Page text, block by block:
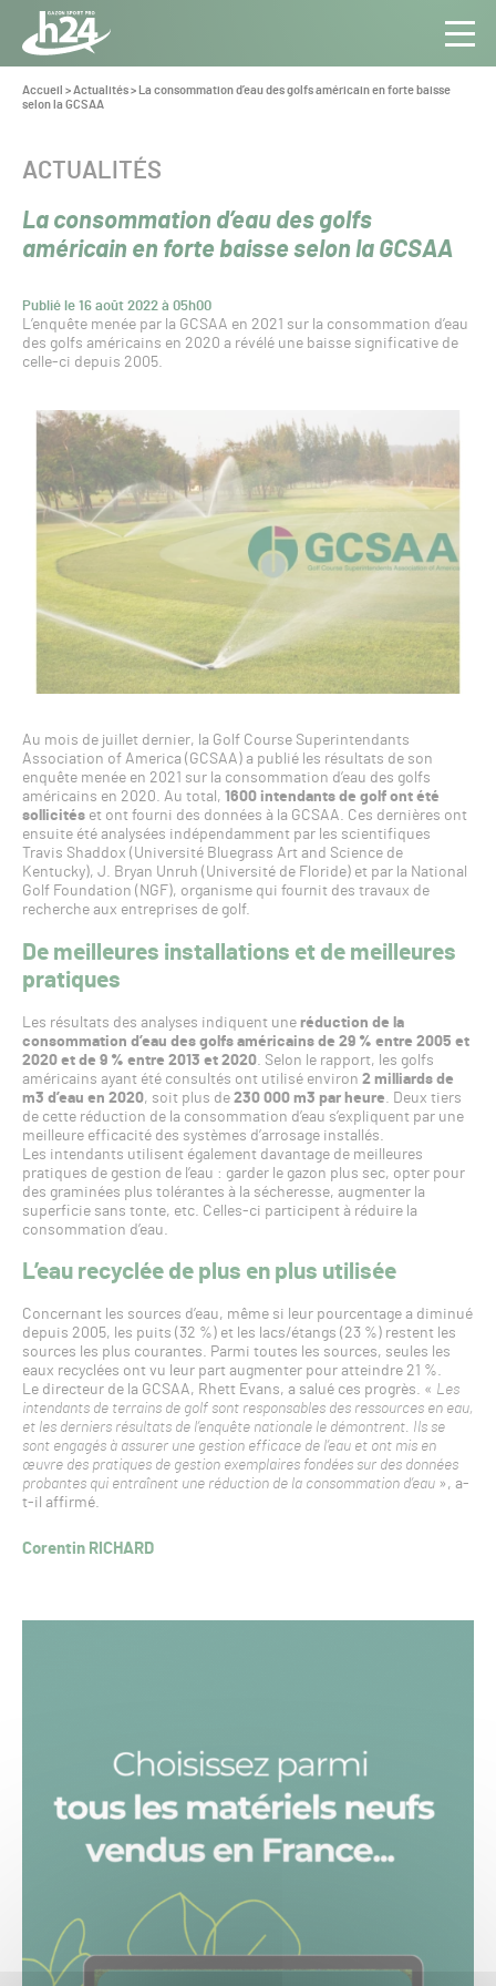
Panneau de gestion des cookies
Aller au contenu
Toute
l’info
du Gazon
Vous
êtes
Accueil >Actualités>
La consommation d’eau des golfs américain en forte baisse
selon la GCSAA
La consommation d’eau des golfs
américain en forte baisse selon la GCSAA
Publié le 16 août 2022 à 05h00
CATÉGORIE :
ACTUALITÉS
L’enquête menée par la GCSAA en 2021 sur la consommation d’eau
des golfs américains en 2020 a révélé une baisse significative de
celle-ci depuis 2005.
Au mois de juillet dernier, la Golf Course Superintendants
Association of America (GCSAA) a publié les résultats de son
enquête menée en 2021 sur la consommation d’eau des golfs
américains en 2020. Au total, 1600 intendants de golf ont été
sollicitéset ont fourni des données à la GCSAA. Ces dernières ont
ensuite été analysées indépendamment par les scientifiques
Travis Shaddox (Université Bluegrass Art and Science de
Kentucky), J. Bryan Unruh (Université de Floride) et par la National
Golf Foundation (NGF), organisme qui fournit des travaux de
recherche aux entreprises de golf.
De meilleures installations et de meilleures
pratiques
Les résultats des analyses indiquent une réduction de la
consommation d’eau des golfs américains de 29 % entre 2005 et
2020 et de 9 % entre 2013 et 2020. Selon le rapport, les golfs
américains ayant été consultés ont utilisé environ 2 milliards de
m3 d’eau en 2020, soit plus de 230 000 m3 par heure . Deux tiers
de cette réduction de la consommation d’eau s’expliquent par une
meilleure efficacité des systèmes d’arrosage installés.
Les intendants utilisent également davantage de meilleures
pratiques de gestion de l’eau : garder le gazon plus sec, opter pour
des graminées plus tolérantes à la sécheresse, augmenter la
superficie sans tonte, etc. Celles-ci participent à réduire la
consommation d’eau.
L’eau recyclée de plus en plus utilisée
Concernant les sources d’eau, même si leur pourcentage a diminué
depuis 2005, les puits (32 %) et les lacs/étangs (23 %) restent les
sources les plus courantes. Parmi toutes les sources, seules les
eaux recyclées ont vu leur part augmenter pour atteindre 21 %.
Le directeur de la GCSAA, Rhett Evans, a salué ces progrès. « Les
intendants de terrains de golf sont responsables des ressources en eau,
et les derniers résultats de l’enquête nationale le démontrent. Ils se
sont engagés à assurer une gestion efficace de l’eau et ont mis en
œuvre des pratiques de gestion exemplaires fondées sur des données
probantes qui entraînent une réduction de la consommation d’eau », a-
t-il affirmé.
Corentin RICHARD